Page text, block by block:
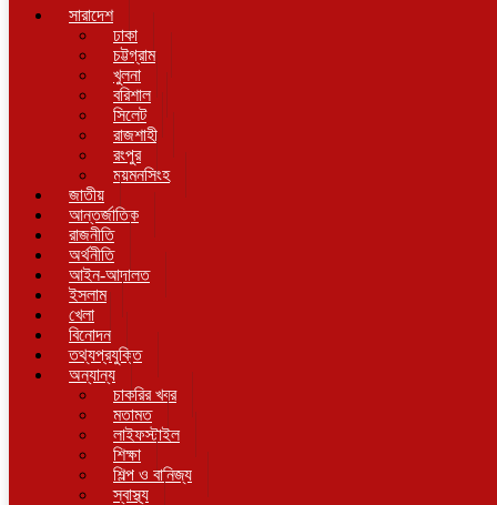
সারাদেশ
ঢাকা
চট্টগ্রাম
খুলনা
বরিশাল
সিলেট
রাজশাহী
রংপুর
ময়মনসিংহ
জাতীয়
আন্তর্জাতিক
রাজনীতি
অর্থনীতি
আইন-আদালত
ইসলাম
খেলা
বিনোদন
তথ্যপ্রযুক্তি
অন্যান্য
চাকরির খবর
মতামত
লাইফস্টাইল
শিক্ষা
শিল্প ও বানিজ্য
স্বাস্থ্য